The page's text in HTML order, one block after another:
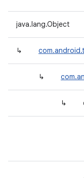
java.lang.Object
↳
↳
↳